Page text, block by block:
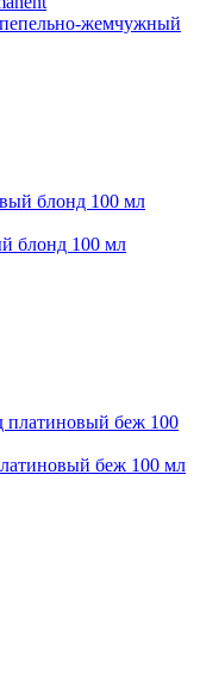
жемчужный
блонд 100 мл
беж 100 мл